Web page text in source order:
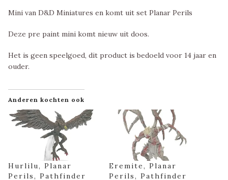
Mini van D&D Miniatures en komt uit set Planar Perils
Deze pre paint mini komt nieuw uit doos.
Het is geen speelgoed, dit product is bedoeld voor 14 jaar en
ouder.
Anderen kochten ook
Hurlilu, Planar
Perils, Pathfinder
Eremite, Planar
Perils, Pathfinder